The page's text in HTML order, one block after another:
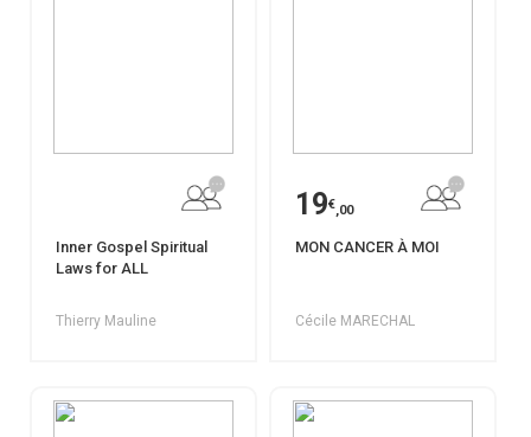
Inner Gospel Spiritual
Laws for ALL
Thierry Mauline
19€,00
MON CANCER À MOI
Cécile MARECHAL